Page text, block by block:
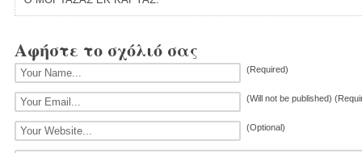
Αφήστε το σχόλιό σας
(Required)
(Will not be published)
(Optional)